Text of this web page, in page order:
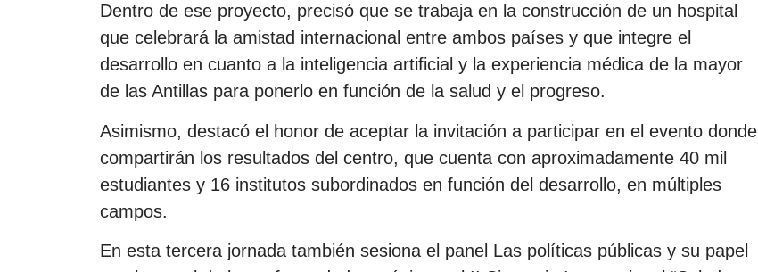
Dentro de ese proyecto, precisó que se trabaja en la construcción de un hospital
que celebrará la amistad internacional entre ambos países y que integre el
desarrollo en cuanto a la inteligencia artificial y la experiencia médica de la mayor
de las Antillas para ponerlo en función de la salud y el progreso.
Asimismo, destacó el honor de aceptar la invitación a participar en el evento donde
compartirán los resultados del centro, que cuenta con aproximadamente 40 mil
estudiantes y 16 institutos subordinados en función del desarrollo, en múltiples
campos.
En esta tercera jornada también sesiona el panel Las políticas públicas y su papel